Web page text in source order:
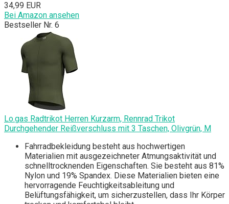
34,99 EUR
Bei Amazon ansehen
Bestseller Nr. 6
Lo.gas Radtrikot Herren Kurzarm, Rennrad Trikot
Durchgehender Reißverschluss mit 3 Taschen, Olivgrün, M
Fahrradbekleidung besteht aus hochwertigen
Materialien mit ausgezeichneter Atmungsaktivität und
schnelltrocknenden Eigenschaften. Sie besteht aus 81%
Nylon und 19% Spandex. Diese Materialien bieten eine
hervorragende Feuchtigkeitsableitung und
Belüftungsfähigkeit, um sicherzustellen, dass Ihr Körper